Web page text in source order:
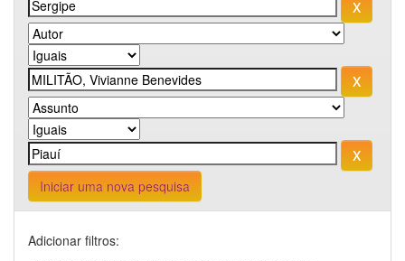
Iniciar uma nova pesquisa
Adicionar filtros: